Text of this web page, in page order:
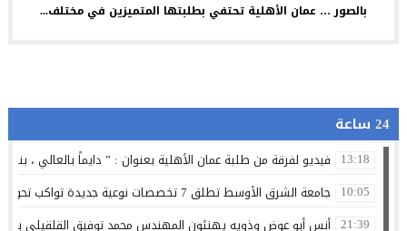
بالصور … عمان الأهلية تحتفي بطلبتها المتميزين في مختلف...
24 ساعة
13:18 فيديو لفرقة من طلبة عمان الأهلية بعنوان : ” دايماً بالعالي ،
10:05 جامعة الشرق الأوسط تطلق 7 تخصصات نوعية جديدة تواكب تحولات سوق العمل وتستشرف وظائف المستقبل
21:39 أنس أبو عوض وذويه يهنئون المهندس محمد توفيق القلقيلي